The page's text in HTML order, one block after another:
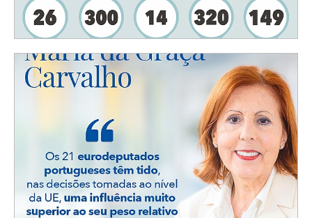
Balanço de cinco anos de mandato: Relatório
de atividades 2019/2024